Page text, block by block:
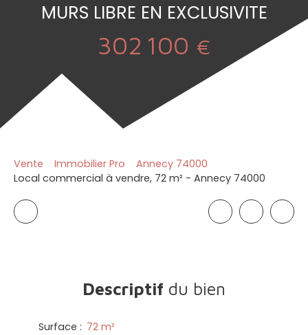
MURS LIBRE EN EXCLUSIVITE
302 100 €
Vente Immobilier Pro
Annecy 74000
Local commercial à vendre, 72 m² - Annecy 74000
Descriptif du bien
Surface : 72 m²